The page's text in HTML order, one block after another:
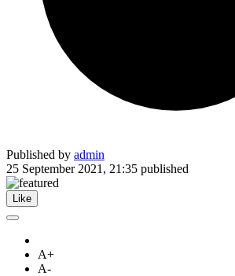
Published by admin
25 September 2021, 21:35 published
Like
A+
A-